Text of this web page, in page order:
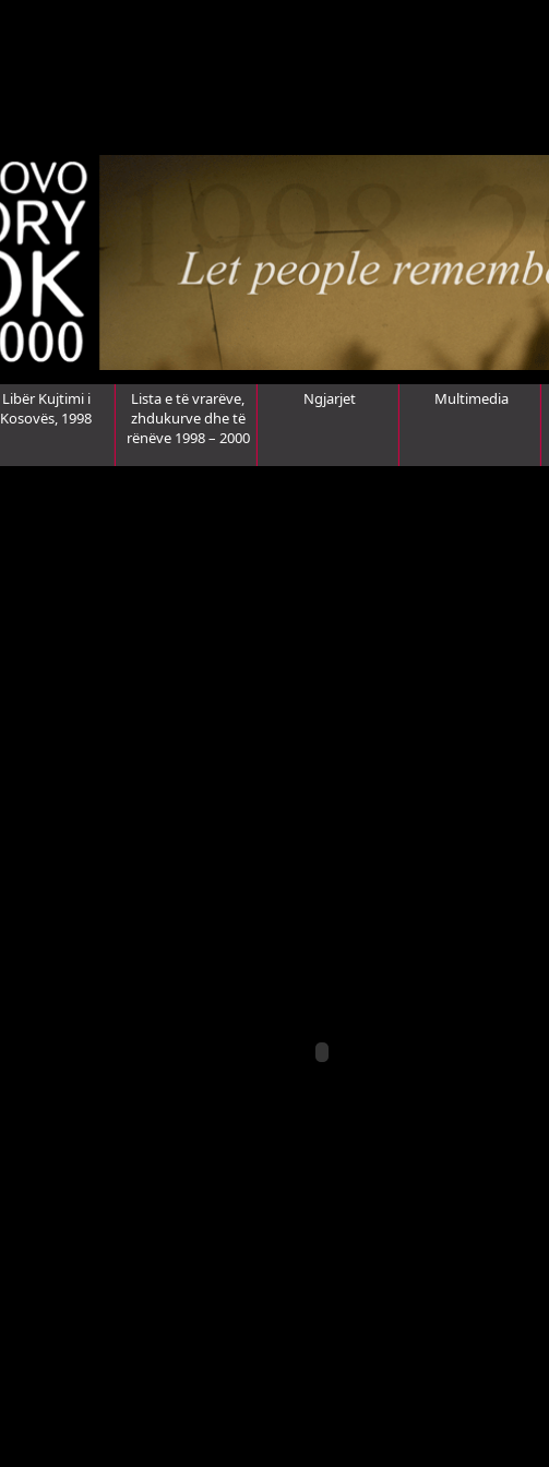
Libër Kujtimi i
Kosovës, 1998
Lista e të vrarëve,
zhdukurve dhe të
rënëve 1998 – 2000
Ngjarjet Multimedia